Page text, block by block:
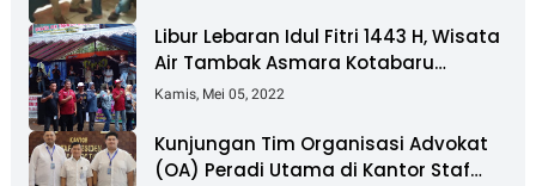
Libur Lebaran Idul Fitri 1443 H, Wisata
Air Tambak Asmara Kotabaru
Dipadati Ribuan Pengunjung
Kamis, Mei 05, 2022
Kunjungan Tim Organisasi Advokat
(OA) Peradi Utama di Kantor Staf